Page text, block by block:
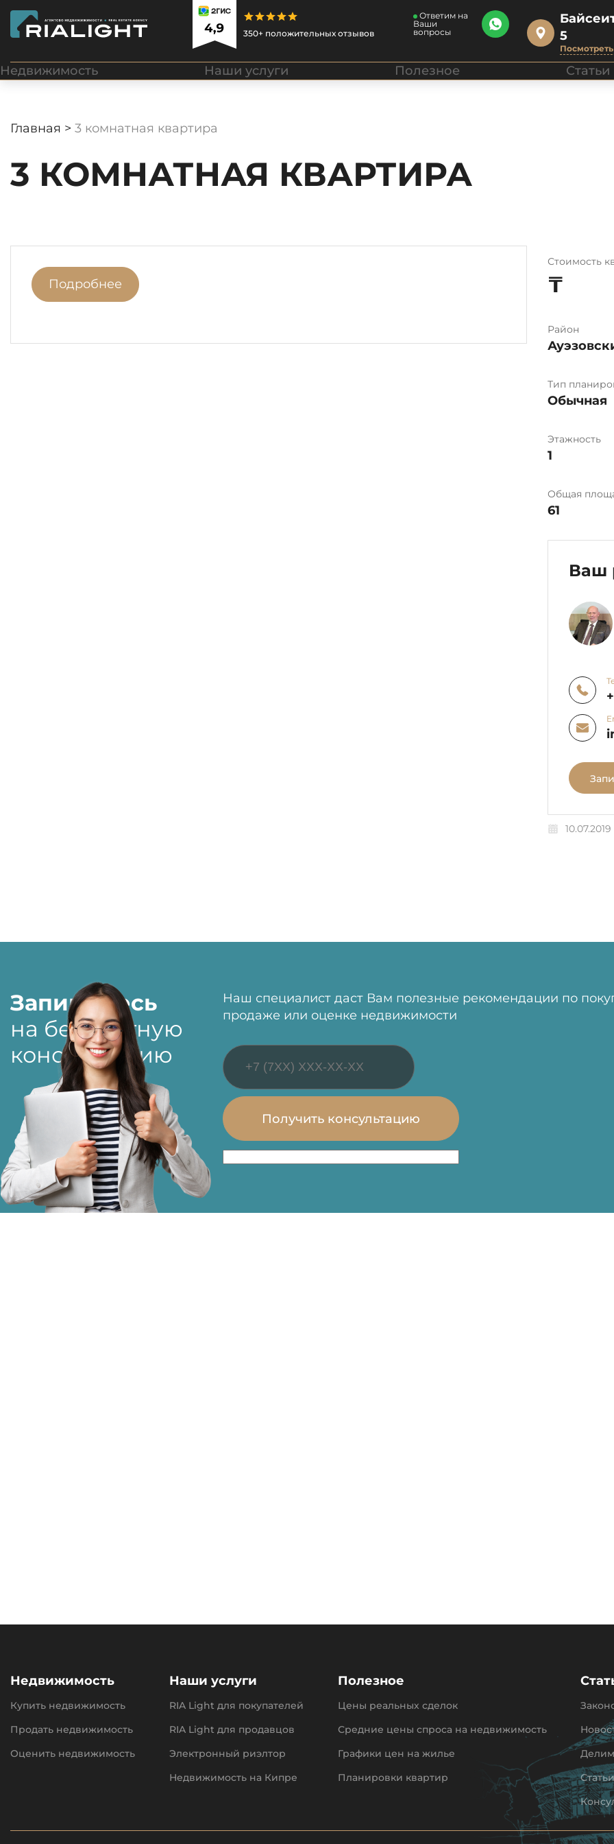
350+ положительных отзывов
Ответим на
Ваши
вопросы
5
Недвижимость Наши услуги Полезное Статьи
Главная > 3 комнатная квартира
3 КОМНАТНАЯ КВАРТИРА
Подробнее
Стоимость
₸
Район
Тип
Обычная
Этажность
1
Общая
61
Ваш
10.07.2019
Запишитесь
на бесплатную
консультацию
Наш специалист даст Вам полезные рекомендации по
продаже или оценке недвижимости
Недвижимость
Купить недвижимость
Продать недвижимость
Оценить недвижимость
Наши услуги
RIA Light для покупателей
RIA Light для продавцов
Электронный риэлтор
Недвижимость на Кипре
Полезное
Цены реальных сделок
Средние цены спроса на недвижимость
Графики цен на жилье
Планировки квартир